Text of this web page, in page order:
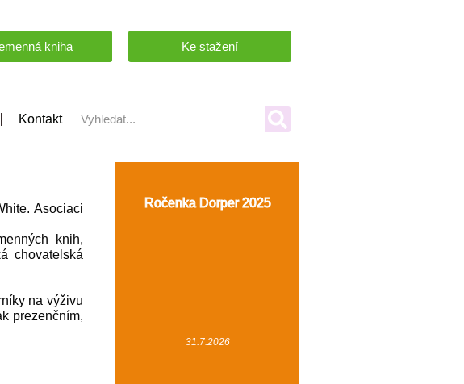
kniha Ke stažení
Kontakt
Asociaci
knih,
chovatelská
na výživu
prezenčním,
Ročenka Dorper 2025
31.7.2026